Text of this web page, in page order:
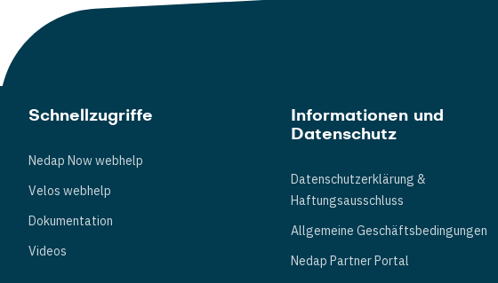
Schnellzugriffe
Nedap Now webhelp
Velos webhelp
Dokumentation
Videos
Informationen und
Datenschutz
Datenschutzerklärung &
Haftungsausschluss
Allgemeine Geschäftsbedingungen
Nedap Partner Portal